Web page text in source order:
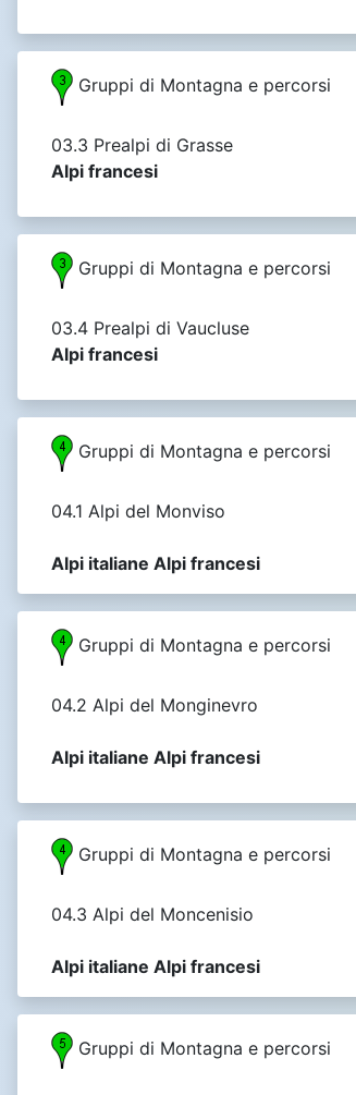
Gruppi di Montagna e percorsi
03.3 Prealpi di Grasse
Alpi francesi
Gruppi di Montagna e percorsi
03.4 Prealpi di Vaucluse
Alpi francesi
Gruppi di Montagna e percorsi
04.1 Alpi del Monviso
Alpi italiane Alpi francesi
Gruppi di Montagna e percorsi
04.2 Alpi del Monginevro
Alpi italiane Alpi francesi
Gruppi di Montagna e percorsi
04.3 Alpi del Moncenisio
Alpi italiane Alpi francesi
Gruppi di Montagna e percorsi